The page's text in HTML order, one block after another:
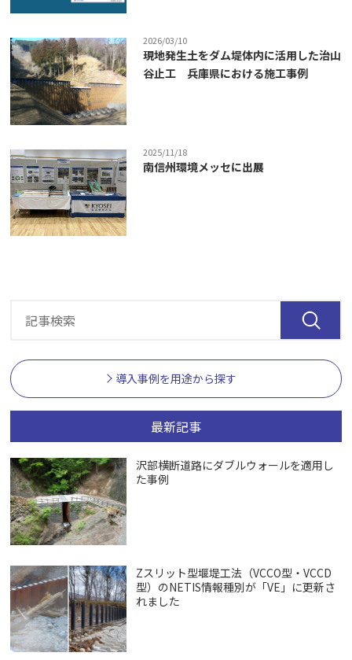
2026/03/10
現地発生土をダム堤体内に活用した治山
谷止工 兵庫県における施工事例
2025/11/18
南信州環境メッセに出展
導入事例を用途から探す
最新記事
沢部横断道路にダブルウォールを適用し
た事例
Zスリット型堰堤工法（VCCO型・VCCD
型）のNETIS情報種別が「VE」に更新さ
れました